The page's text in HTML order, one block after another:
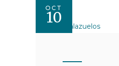
OCT
10